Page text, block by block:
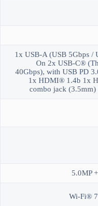
1x USB-A (USB 5Gbps /
On 2x USB-C®
40Gbps), with USB PD
1x HDMI® 1.4b 1x
combo jack (3.5mm)
5.0MP
Wi-Fi®